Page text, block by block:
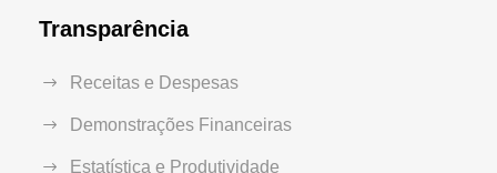
Transparência
Receitas e Despesas
Demonstrações Financeiras
Estatística e Produtividade